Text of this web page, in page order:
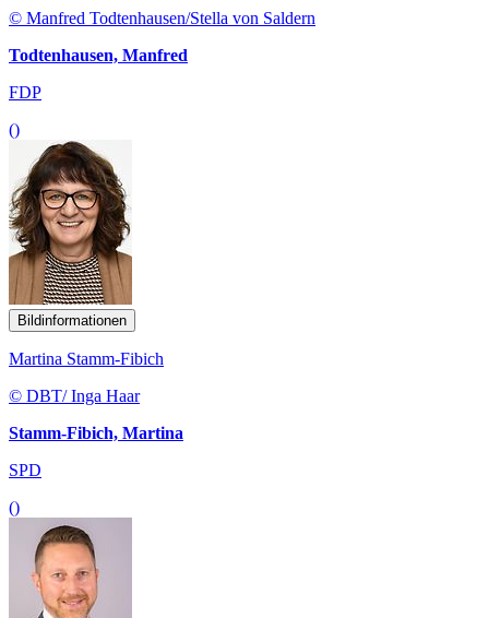
© Manfred Todtenhausen/Stella von Saldern
Todtenhausen, Manfred
FDP
()
Bildinformationen
Martina Stamm-Fibich
© DBT/ Inga Haar
Stamm-Fibich, Martina
SPD
()